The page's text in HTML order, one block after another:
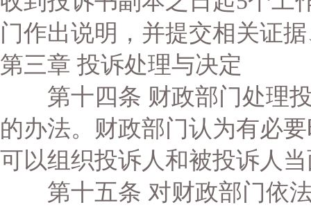
门作出说明，并提交相关证
第三章 投诉处理与决定
第十四条 财政部门处理投
的办法。财政部门认为有必
可以组织投诉人和被投诉人
第十五条 对财政部门依法